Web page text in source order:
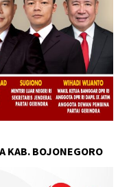
KAB. BOJONEGORO